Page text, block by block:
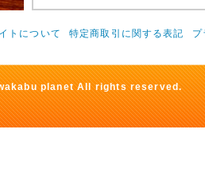
トについて 特定商取引に関する表記 プ
planet All rights reserved.